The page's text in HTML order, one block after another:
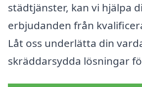
städtjänster, kan vi hjälpa
erbjudanden från
Låt oss underlätta din
skräddarsydda lösningar